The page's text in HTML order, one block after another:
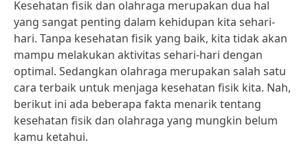
Kesehatan fisik dan olahraga merupakan dua hal
yang sangat penting dalam kehidupan kita sehari-
hari. Tanpa kesehatan fisik yang baik, kita tidak akan
mampu melakukan aktivitas sehari-hari dengan
optimal. Sedangkan olahraga merupakan salah satu
cara terbaik untuk menjaga kesehatan fisik kita. Nah,
berikut ini ada beberapa fakta menarik tentang
kesehatan fisik dan olahraga yang mungkin belum
kamu ketahui.